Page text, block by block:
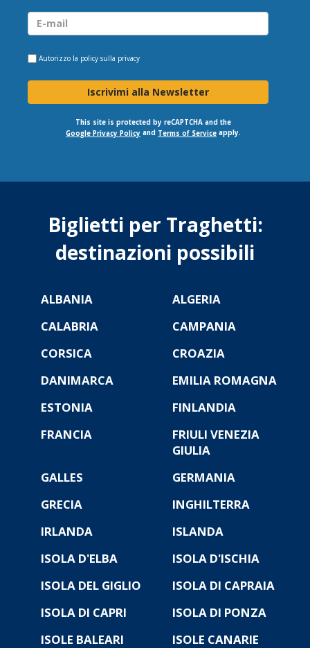
Autorizzo la policy sulla privacy
Iscrivimi alla Newsletter
This site is protected by reCAPTCHA and the
Google Privacy Policy and Terms of Service apply.
Biglietti per Traghetti:
destinazioni possibili
ALBANIA
ALGERIA
CALABRIA
CAMPANIA
CORSICA
CROAZIA
DANIMARCA
EMILIA ROMAGNA
ESTONIA
FINLANDIA
FRANCIA
FRIULI VENEZIA
GIULIA
GALLES
GERMANIA
GRECIA
INGHILTERRA
IRLANDA
ISLANDA
ISOLA D'ELBA
ISOLA D'ISCHIA
ISOLA DEL GIGLIO
ISOLA DI CAPRAIA
ISOLA DI CAPRI
ISOLA DI PONZA
ISOLE BALEARI
ISOLE CANARIE